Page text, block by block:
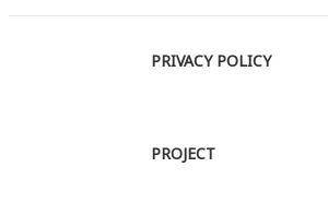
PRIVACY POLICY
PROJECT